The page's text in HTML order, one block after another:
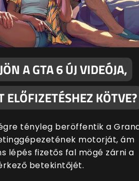
A GTA 6 ÚJ VIDEÓJA,
ELŐFIZETÉSHEZ KÖTVE?
tényleg beröffentik a
motorját, ám
lépés fizetős fal mögé zárni a
betekintőjét.